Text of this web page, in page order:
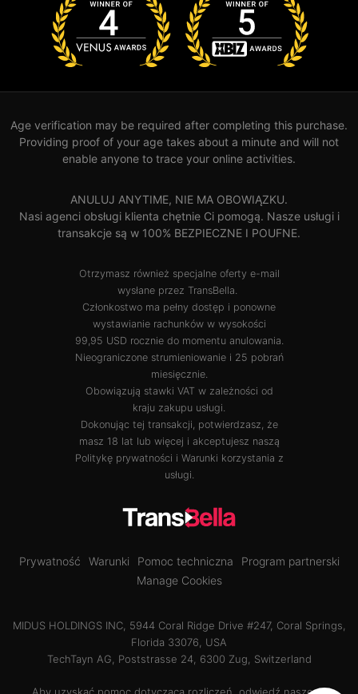
Age verification may be required after completing this purchase.
Providing proof of your age takes about a minute and will not
enable anyone to trace your online activities.
ANULUJ ANYTIME, NIE MA OBOWIĄZKU.
Nasi agenci obsługi klienta chętnie Ci pomogą. Nasze usługi i
transakcje są w 100% BEZPIECZNE I POUFNE.
Otrzymasz również specjalne oferty e-mail
wysłane przez TransBella.
Członkostwo ma pełny dostęp i ponowne
wystawianie rachunków w wysokości
99,95 USD rocznie do momentu anulowania.
Nieograniczone strumieniowanie i 25 pobrań
miesięcznie.
Obowiązują stawki VAT w zależności od
kraju zakupu usługi.
Dokonując tej transakcji, potwierdzasz, że
masz 18 lat lub więcej i akceptujesz naszą
Politykę prywatności i Warunki korzystania z
usługi
Prywatność Warunki Pomoc techniczna
Program partnerski
Manage Cookies
MIDUS HOLDINGS INC, 5944 Coral Ridge Drive #247, Coral Springs,
Florida 33076, USA
TechTayn AG, Poststrasse 24, 6300 Zug, Switzerland
Aby uzyskać pomoc dotyczącą rozliczeń, odwiedź naszego